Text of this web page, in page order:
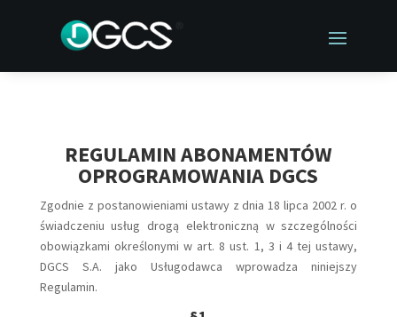
REGULAMIN ABONAMENTÓW
OPROGRAMOWANIA DGCS
Zgodnie z postanowieniami ustawy z dnia 18 lipca 2002 r. o
świadczeniu usług drogą elektroniczną w szczególności
obowiązkami określonymi w art. 8 ust. 1, 3 i 4 tej ustawy,
DGCS S.A. jako Usługodawca wprowadza niniejszy
Regulamin.